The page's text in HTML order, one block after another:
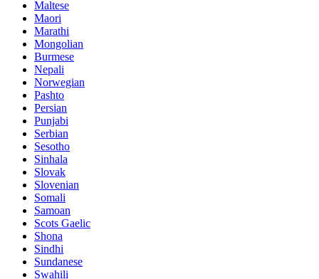
Maltese
Maori
Marathi
Mongolian
Burmese
Nepali
Norwegian
Pashto
Persian
Punjabi
Serbian
Sesotho
Sinhala
Slovak
Slovenian
Somali
Samoan
Scots Gaelic
Shona
Sindhi
Sundanese
Swahili